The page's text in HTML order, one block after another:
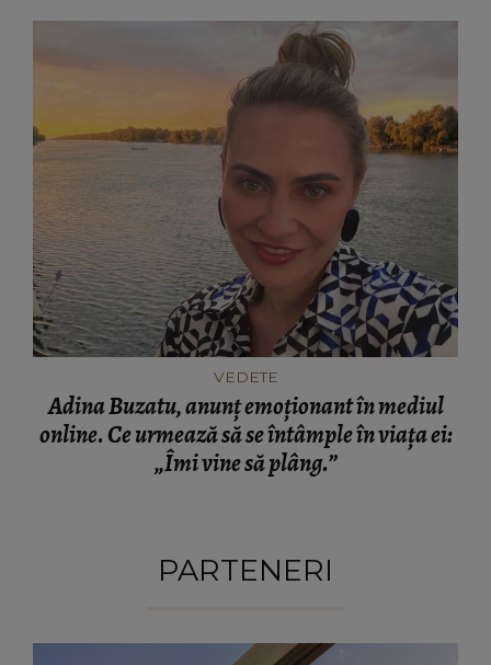
VEDETE
Adina Buzatu, anunț emoționant în mediul
online. Ce urmează să se întâmple în viața ei:
„Îmi vine să plâng.”
PARTENERI